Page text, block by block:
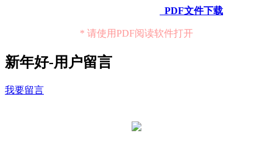
PDF文件下载
* 请使用PDF阅读软件打开
新年好-用户留言
我要留言